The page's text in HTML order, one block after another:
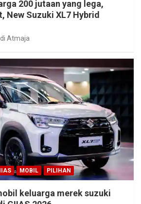
200 jutaan yang lega,
New Suzuki XL7 Hybrid
Atmaja
MOBIL PILIHAN
keluarga merek suzuki